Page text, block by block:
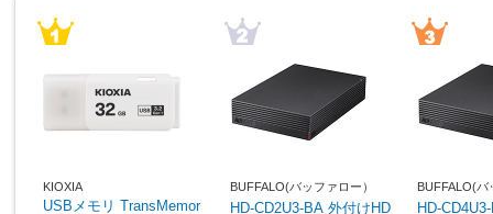
KIOXIA
USBメモリ TransMemor
BUFFALO(バッファロー）
HD-CD2U3-BA 外付けHD
BUFFALO(バ
HD-